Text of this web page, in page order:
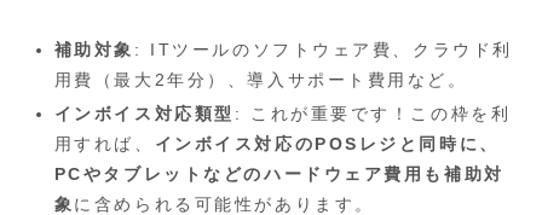
補助対象 : ITツールのソフトウェア費、クラウド利
用費（最大2年分）、導入サポート費用など。
インボイス対応類型 : これが重要です！この枠を利
用すれば、 インボイス対応のPOSレジと同時に、
PCやタブレットなどのハードウェア費用も補助対
象 に含められる可能性があります。